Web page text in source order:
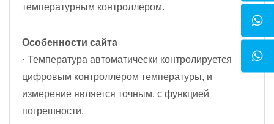
температурным контроллером.
Особенности сайта
· Температура автоматически контролируется
цифровым контроллером температуры, и
измерение является точным, с функцией
погрешности.